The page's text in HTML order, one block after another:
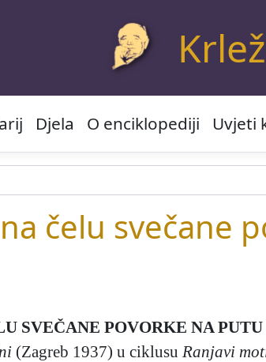
Djela O enciklopediji Uvjeti
čelu svečane
SVEČANE POVORKE NA
(Zagreb 1937) u ciklusu Ranjavi